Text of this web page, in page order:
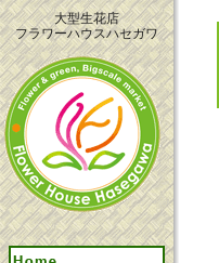
大型生花店
フラワーハウスハセガワ